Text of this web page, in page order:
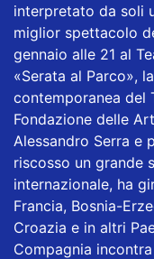
interpretato da soli
miglior spettacolo
gennaio alle 21 al
«Serata al Parco»,
contemporanea del
Fondazione delle
Alessandro Serra e
riscosso un grande
internazionale, ha
Francia, Bosnia-
Croazia e in altri
Compagnia